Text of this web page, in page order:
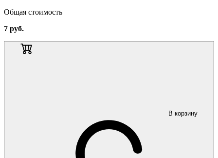
Общая стоимость
7 руб.
В корзину